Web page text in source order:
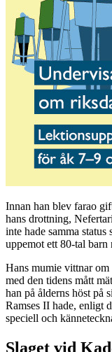
Innan han blev farao
hans drottning,
inte hade samma
uppemot ett 80-tal barn
Hans mumie vittnar
med den tidens mått
han på ålderns höst på
Ramses II hade, enligt
speciell och
Slaget vid